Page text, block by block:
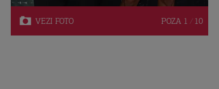
VEZI FOTO POZA 1 / 10